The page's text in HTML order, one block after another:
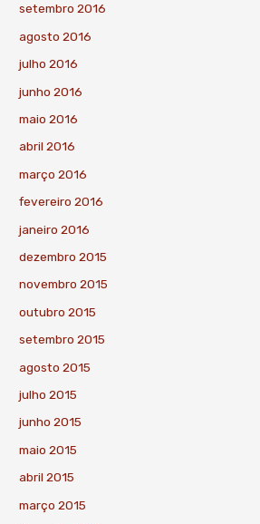
setembro 2016
agosto 2016
julho 2016
junho 2016
maio 2016
abril 2016
março 2016
fevereiro 2016
janeiro 2016
dezembro 2015
novembro 2015
outubro 2015
setembro 2015
agosto 2015
julho 2015
junho 2015
maio 2015
abril 2015
março 2015